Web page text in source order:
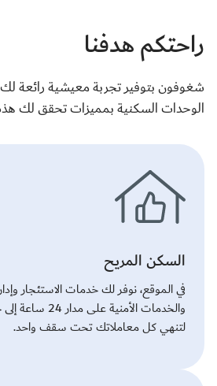
راحتكم هدفنا
شغوفون بتوفير تجربة معيشية رائعة
الوحدات السكنية بمميزات تحقق لك
السكن المريح
في الموقع، نوفر لك خدمات الاستئجار
والخدمات
لتنهي كل معاملاتك تحت سقف واحد.